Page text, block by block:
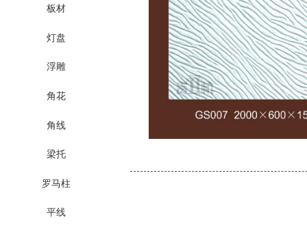
板材
灯盘
浮雕
角花
角线
梁托
罗马柱
平线